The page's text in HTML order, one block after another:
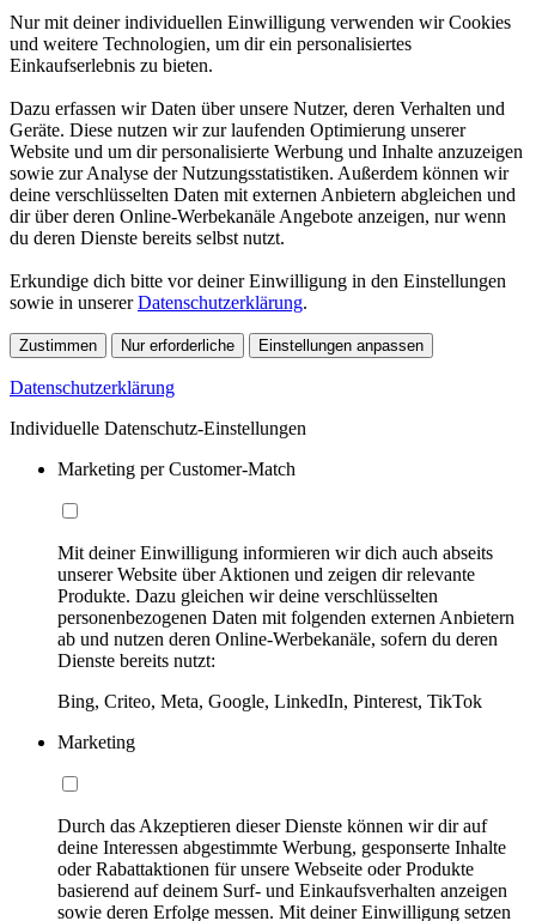
Nur mit deiner individuellen Einwilligung verwenden wir Cookies
und weitere Technologien, um dir ein personalisiertes
Einkaufserlebnis zu bieten.
Dazu erfassen wir Daten über unsere Nutzer, deren Verhalten und
Geräte. Diese nutzen wir zur laufenden Optimierung unserer
Website und um dir personalisierte Werbung und Inhalte anzuzeigen
sowie zur Analyse der Nutzungsstatistiken. Außerdem können wir
deine verschlüsselten Daten mit externen Anbietern abgleichen und
dir über deren Online-Werbekanäle Angebote anzeigen, nur wenn
du deren Dienste bereits selbst nutzt.
Erkundige dich bitte vor deiner Einwilligung in den Einstellungen
sowie in unsererDatenschutzerklärung.
Zustimmen Nur erforderliche Einstellungen anpassen
Datenschutzerklärung
Individuelle Datenschutz-Einstellungen
Marketing per Customer-Match
Mit deiner Einwilligung informieren wir dich auch abseits
unserer Website über Aktionen und zeigen dir relevante
Produkte. Dazu gleichen wir deine verschlüsselten
personenbezogenen Daten mit folgenden externen Anbietern
ab und nutzen deren Online-Werbekanäle, sofern du deren
Dienste bereits nutzt:
Bing, Criteo, Meta, Google, LinkedIn, Pinterest, TikTok
Marketing
Durch das Akzeptieren dieser Dienste können wir dir auf
deine Interessen abgestimmte Werbung, gesponserte Inhalte
oder Rabattaktionen für unsere Webseite oder Produkte
basierend auf deinem Surf- und Einkaufsverhalten anzeigen
sowie deren Erfolge messen. Mit deiner Einwilligung setzen